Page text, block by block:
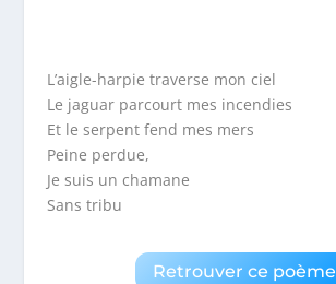
L’aigle-harpie traverse mon ciel
Le jaguar parcourt mes incendies
Et le serpent fend mes mers
Peine perdue,
Je suis un chamane
Sans tribu
Retrouver ce poème